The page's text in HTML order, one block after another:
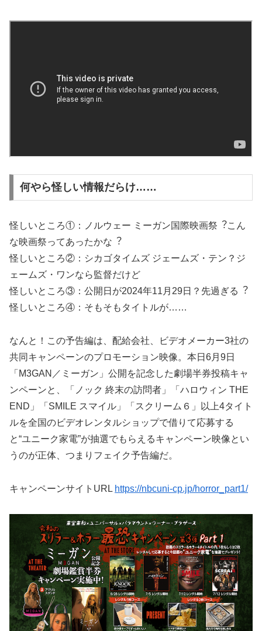
何やら怪しい情報だらけ……
怪しいところ①：ノルウェー ミーガン国際映画祭︖こん
な映画祭ってあったかな︖
怪しいところ②：シカゴタイムズ ジェームズ・テン？ジ
ェームズ・ワンなら監督だけど
怪しいところ③：公開⽇が2024年11⽉29⽇？先過ぎる︖
怪しいところ④：そもそもタイトルが……
なんと！この予告編は、配給会社、ビデオメーカー3社の
共同キャンペーンのプロモーション映像。本⽇6⽉9⽇
「M3GAN／ミーガン」公開を記念した劇場半券投稿キャ
ンペーンと、「ノック 終末の訪問者」「ハロウィン THE
END」「SMILE スマイル」「スクリーム６」以上4タイト
ルを全国のビデオレンタルショップで借りて応募する
と“ユニーク家電”が抽選でもらえるキャンペーン映像とい
うのが正体、つまりフェイク予告編だ。
キャンペーンサイトURL https://nbcuni-cp.jp/horror_part1/